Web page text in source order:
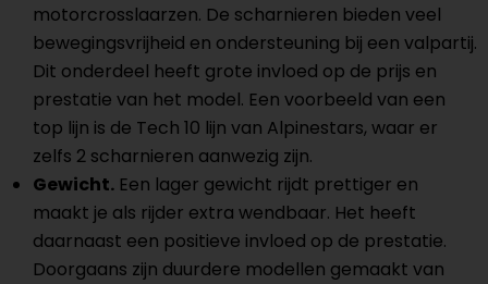
motorcrosslaarzen. De scharnieren bieden veel
bewegingsvrijheid en ondersteuning bij een valpartij.
Dit onderdeel heeft grote invloed op de prijs en
prestatie van het model. Een voorbeeld van een
top lijn is de Tech 10 lijn van Alpinestars, waar er
zelfs 2 scharnieren aanwezig zijn.
Gewicht. Een lager gewicht rijdt prettiger en
maakt je als rijder extra wendbaar. Het heeft
daarnaast een positieve invloed op de prestatie.
Doorgaans zijn duurdere modellen gemaakt van